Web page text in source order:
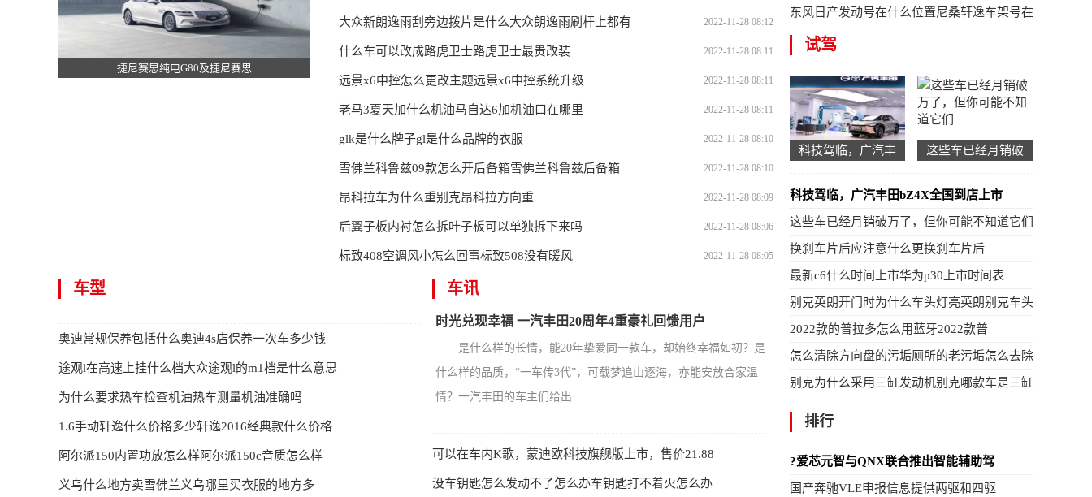
捷尼赛思纯电G80及捷尼赛思
大众新朗逸雨刮旁边拨片是什么大众朗逸雨刷杆上都有 2022-11-28 08:12
什么车可以改成路虎卫士路虎卫士最贵改装 2022-11-28 08:11
远景x6中控怎么更改主题远景x6中控系统升级 2022-11-28 08:11
老马3夏天加什么机油马自达6加机油口在哪里 2022-11-28 08:11
glk是什么牌子gl是什么品牌的衣服 2022-11-28 08:10
雪佛兰科鲁兹09款怎么开后备箱雪佛兰科鲁兹后备箱 2022-11-28 08:10
昂科拉车为什么重别克昂科拉方向重 2022-11-28 08:09
后翼子板内衬怎么拆叶子板可以单独拆下来吗 2022-11-28 08:06
标致408空调风小怎么回事标致508没有暖风 2022-11-28 08:05
车型
奥迪常规保养包括什么奥迪4s店保养一次车多少钱
途观l在高速上挂什么档大众途观l的m1档是什么意思
为什么要求热车检查机油热车测量机油准确吗
1.6手动轩逸什么价格多少轩逸2016经典款什么价格
阿尔派150内置功放怎么样阿尔派150c音质怎么样
义乌什么地方卖雪佛兰义乌哪里买衣服的地方多
车讯
时光兑现幸福 一汽丰田20周年4重豪礼回馈用户
是什么样的长情，能20年挚爱同一款车，却始终幸福如初？是
什么样的品质，“一车传3代”，可载梦追山逐海，亦能安放合家温
情？一汽丰田的车主们给出...
可以在车内K歌，蒙迪欧科技旗舰版上市，售价21.88
没车钥匙怎么发动不了怎么办车钥匙打不着火怎么办
东风日产发动号在什么位置尼桑轩逸车架号在
试驾
科技驾临，广汽丰 这些车已经月销破
科技驾临，广汽丰田bZ4X全国到店上市
这些车已经月销破万了，但你可能不知道它们
换刹车片后应注意什么更换刹车片后
最新c6什么时间上市华为p30上市时间表
别克英朗开门时为什么车头灯亮英朗别克车头
2022款的普拉多怎么用蓝牙2022款普
怎么清除方向盘的污垢厕所的老污垢怎么去除
别克为什么采用三缸发动机别克哪款车是三缸
排行
?爱芯元智与QNX联合推出智能辅助驾
国产奔驰VLE申报信息提供两驱和四驱